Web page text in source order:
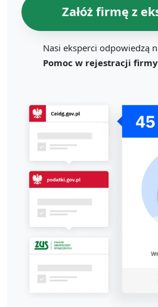
Załóż firmę z
Nasi eksperci odpowiedzą
Pomoc w rejestracji firmy